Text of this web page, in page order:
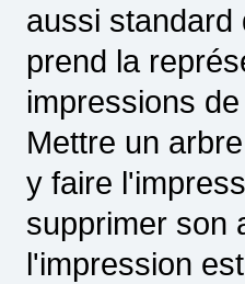
aussi standard
prend la
impressions
Mettre un
y faire
supprimer son
l'impression